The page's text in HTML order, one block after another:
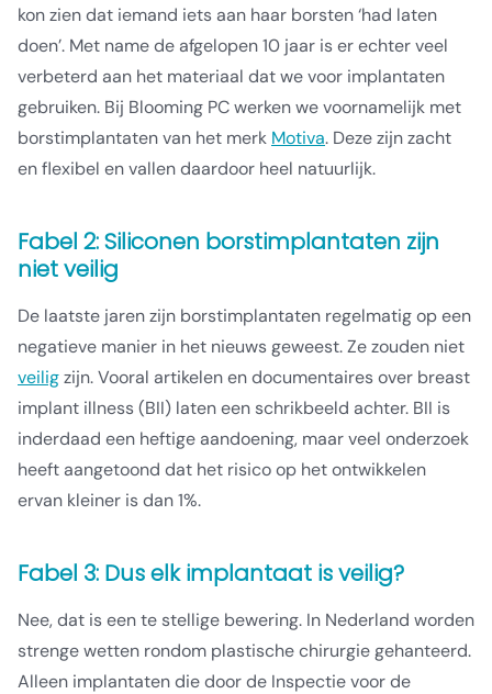
kon zien dat iemand iets aan haar borsten ‘had laten
doen’. Met name de afgelopen 10 jaar is er echter veel
verbeterd aan het materiaal dat we voor implantaten
gebruiken. Bij Blooming PC werken we voornamelijk met
borstimplantaten van het merk Motiva. Deze zijn zacht
en flexibel en vallen daardoor heel natuurlijk.
Fabel 2: Siliconen borstimplantaten zijn
niet veilig
De laatste jaren zijn borstimplantaten regelmatig op een
negatieve manier in het nieuws geweest. Ze zouden niet
veiligzijn. Vooral artikelen en documentaires over breast
implant illness (BII) laten een schrikbeeld achter. BII is
inderdaad een heftige aandoening, maar veel onderzoek
heeft aangetoond dat het risico op het ontwikkelen
ervan kleiner is dan 1%.
Fabel 3: Dus elk implantaat is veilig?
Nee, dat is een te stellige bewering. In Nederland worden
strenge wetten rondom plastische chirurgie gehanteerd.
Alleen implantaten die door de Inspectie voor de